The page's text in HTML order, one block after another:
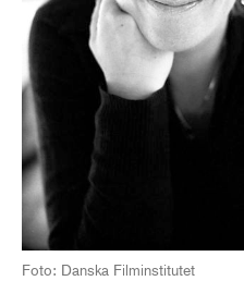
Foto: Danska Filminstitutet